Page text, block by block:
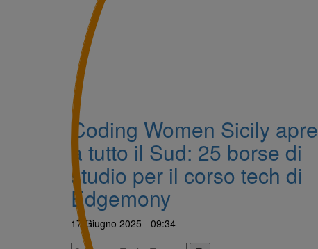
Coding Women Sicily apre
a tutto il Sud: 25 borse di
studio per il corso tech di
Edgemony
17 Giugno 2025 - 09:34